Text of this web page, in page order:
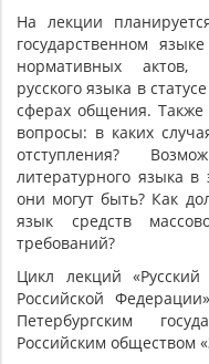
На лекции
государственном
нормативных актов,
русского языка в
сферах общения.
вопросы: в каких
отступления?
литературного языка
они могут быть? Как
язык средств
требований?
Цикл лекций
Российской
Петербургским
Российским обществом